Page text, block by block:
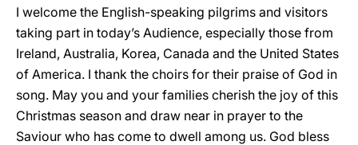
I welcome the English-speaking pilgrims and visitors
taking part in today’s Audience, especially those from
Ireland, Australia, Korea, Canada and the United States
of America. I thank the choirs for their praise of God in
song. May you and your families cherish the joy of this
Christmas season and draw near in prayer to the
Saviour who has come to dwell among us. God bless